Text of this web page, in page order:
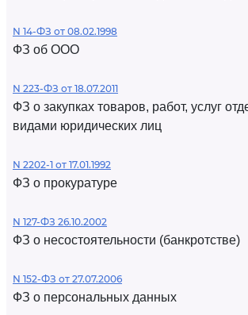
N 14-ФЗ от 08.02.1998
ФЗ об ООО
N 223-ФЗ от 18.07.2011
ФЗ о закупках товаров, работ, услуг
видами юридических лиц
N 2202-1 от 17.01.1992
ФЗ о прокуратуре
N 127-ФЗ 26.10.2002
ФЗ о несостоятельности (банкротстве)
N 152-ФЗ от 27.07.2006
ФЗ о персональных данных